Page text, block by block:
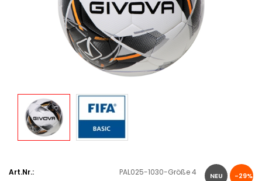
NEU -29%
Art.Nr.:
PAL025-1030-Größe 4